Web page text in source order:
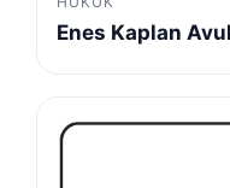
Enes Kaplan